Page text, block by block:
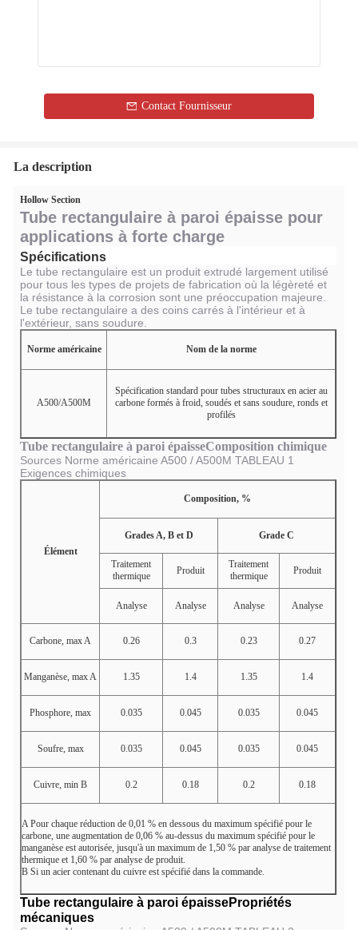
Contact Fournisseur
La description
Hollow Section
Tube rectangulaire à paroi épaisse pour
applications à forte charge
Spécifications
Le tube rectangulaire est un produit extrudé largement utilisé
pour tous les types de projets de fabrication où la légèreté et
la résistance à la corrosion sont une préoccupation majeure.
Le tube rectangulaire a des coins carrés à l'intérieur et à
l'extérieur, sans soudure.
Norme américaine Nom de la norme
A500/A500M
Spécification standard pour tubes structuraux en acier au
carbone formés à froid, soudés et sans soudure, ronds et
profilés
Tube rectangulaire à paroi épaisseComposition chimique
Sources Norme américaine A500 / A500M TABLEAU 1
Exigences chimiques
Élément
Composition, %
Grades A, B et D Grade C
Traitement
thermique
Produit
Traitement
thermique
Produit
Analyse Analyse Analyse Analyse
Carbone, maxA 0.26 0.3 0.23 0.27
Manganèse, maxA 1.35 1.4 1.35 1.4
Phosphore, max 0.035 0.045 0.035 0.045
Soufre, max 0.035 0.045 0.035 0.045
Cuivre, min B 0.2 0.18 0.2 0.18
A Pour chaque réduction de 0,01 % en dessous du maximum spécifié pour le
carbone, une augmentation de 0,06 % au-dessus du maximum spécifié pour le
manganèse est autorisée, jusqu'à un maximum de 1,50 % par analyse de traitement
thermique et 1,60 % par analyse de produit.
B Si un acier contenant du cuivre est spécifié dans la commande.
Tube rectangulaire à paroi épaissePropriétés
mécaniques